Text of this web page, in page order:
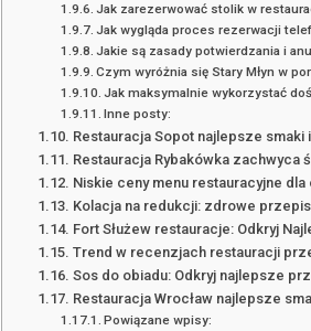
Jak zarezerwować stolik w
Jak wygląda proces rezerwacji
Jakie są zasady potwierdzania i
Czym wyróżnia się Stary Młyn w
Jak maksymalnie wykorzystać
Inne posty:
Restauracja Sopot najlepsze smaki
Restauracja Rybakówka zachwyca
Niskie ceny menu restauracyjne
Kolacja na redukcji: zdrowe
Fort Służew restauracje: Odkryj
Trend w recenzjach restauracji
Sos do obiadu: Odkryj najlepsze
Restauracja Wrocław najlepsze
Powiązane wpisy: